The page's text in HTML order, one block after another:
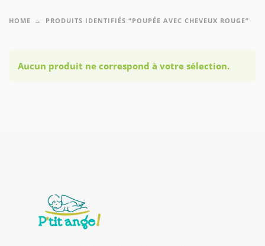
HOME PRODUITS IDENTIFIÉS “POUPÉE AVEC CHEVEUX ROUGE”
Aucun produit ne correspond à votre sélection.